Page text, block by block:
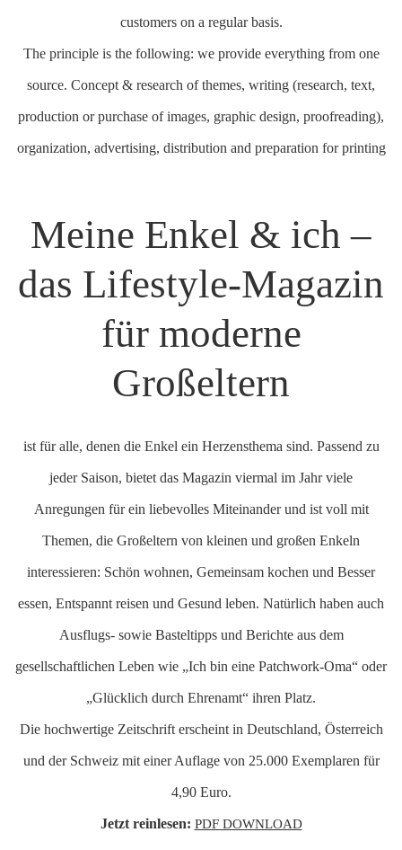
customers on a regular basis.
The principle is the following: we provide everything from one
source. Concept & research of themes, writing (research, text,
production or purchase of images, graphic design, proofreading),
organization, advertising, distribution and preparation for printing
Meine Enkel & ich –
das Lifestyle-Magazin
für moderne
Großeltern
ist für alle, denen die Enkel ein Herzensthema sind. Passend zu
jeder Saison, bietet das Magazin viermal im Jahr viele
Anregungen für ein liebevolles Miteinander und ist voll mit
Themen, die Großeltern von kleinen und großen Enkeln
interessieren: Schön wohnen, Gemeinsam kochen und Besser
essen, Entspannt reisen und Gesund leben. Natürlich haben auch
Ausflugs- sowie Basteltipps und Berichte aus dem
gesellschaftlichen Leben wie „Ich bin eine Patchwork-Oma“ oder
„Glücklich durch Ehrenamt“ ihren Platz.
Die hochwertige Zeitschrift erscheint in Deutschland, Österreich
und der Schweiz mit einer Auflage von 25.000 Exemplaren für
4,90 Euro.
Jetzt reinlesen: PDF DOWNLOAD